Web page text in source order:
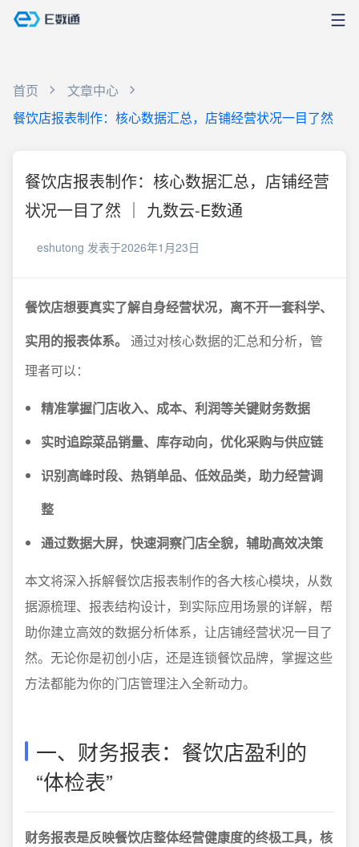
首页
文章中心
餐饮店报表制作：核心数据汇总，店铺经营状况一目了然
餐饮店报表制作：核心数据汇总，店铺经营
状况一目了然 ｜ 九数云-E数通
eshutong 发表于2026年1月23日
餐饮店想要真实了解自身经营状况，离不开一套科学、
实用的报表体系。
通过对核心数据的汇总和分析，管
理者可以：
精准掌握门店收入、成本、利润等关键财务数据
实时追踪菜品销量、库存动向，优化采购与供应链
识别高峰时段、热销单品、低效品类，助力经营调
整
通过数据大屏，快速洞察门店全貌，辅助高效决策
本文将深入拆解餐饮店报表制作的各大核心模块，从数
据源梳理、报表结构设计，到实际应用场景的详解，帮
助你建立高效的数据分析体系，让店铺经营状况一目了
然。无论你是初创小店，还是连锁餐饮品牌，掌握这些
方法都能为你的门店管理注入全新动力。
一、财务报表：餐饮店盈利的
“体检表”
财务报表是反映餐饮店整体经营健康度的终极工具，核